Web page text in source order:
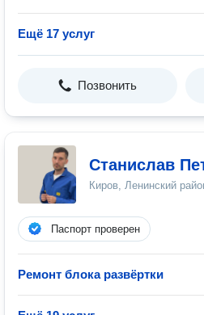
Ещё 17 услуг
Позвонить
Станислав
Киров, Ленинский
Паспорт проверен
Ремонт блока развёртки